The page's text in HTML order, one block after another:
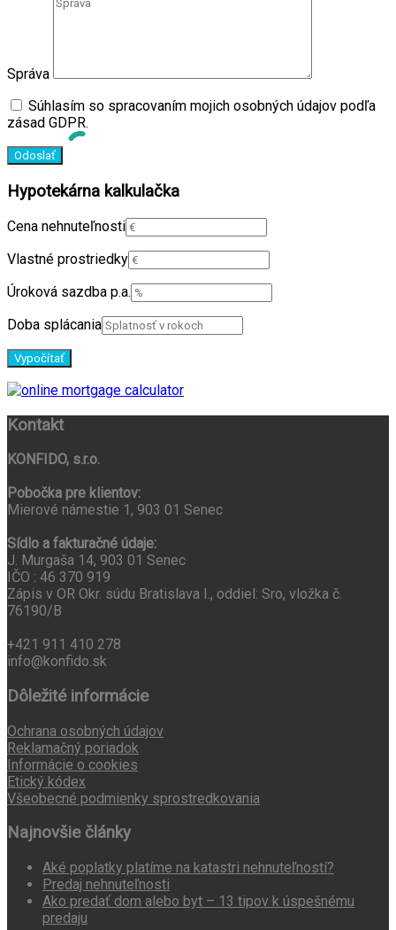
Správa
Súhlasím so spracovaním mojich osobných údajov podľa
zásad GDPR.
Hypotekárna kalkulačka
Cena nehnuteľnosti
Vlastné prostriedky
Úroková sazdba p.a.
Doba splácania
Kontakt
KONFIDO, s.r.o.
Pobočka pre klientov:
Mierové námestie 1, 903 01 Senec
Sídlo a fakturačné údaje:
J. Murgaša 14, 903 01 Senec
IČO : 46 370 919
Zápis v OR Okr. súdu Bratislava I., oddiel: Sro, vložka č.
76190/B
+421 911 410 278
info@konfido.sk
Dôležité informácie
Ochrana osobných údajov
Reklamačný poriadok
Informácie o cookies
Etický kódex
Všeobecné podmienky sprostredkovania
Najnovšie články
Aké poplatky platíme na katastri nehnuteľností?
Predaj nehnuteľnosti
Ako predať dom alebo byt – 13 tipov k úspešnému
predaju